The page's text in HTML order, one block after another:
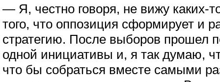
— Я, честно говоря, не вижу каких-
того, что оппозиция сформирует и
стратегию. После выборов прошел
одной инициативы и, я так думаю,
что бы собраться вместе самыми